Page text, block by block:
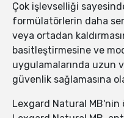
Çok işlevselliği
formülatörlerin daha
veya ortadan
basitleştirmesine ve
uygulamalarında uzun
güvenlik sağlamasına
Lexgard Natural MB'nin